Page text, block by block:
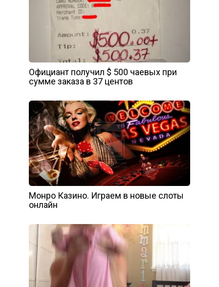
Официант получил $ 500 чаевых при
сумме заказа в 37 центов
Монро Казино. Играем в новые слоты
онлайн